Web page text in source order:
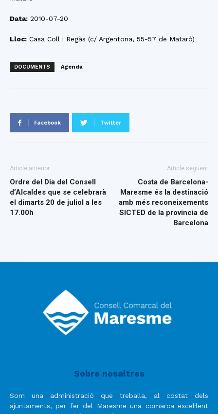
Data: 2010-07-20
Lloc: Casa Coll i Regàs (c/ Argentona, 55-57 de Mataró)
DOCUMENTS Agenda
Facebook Twitter
Article anterior
Ordre del Dia del Consell
d’Alcaldes que se celebrarà
el dimarts 20 de juliol a les
17.00h
Article següent
Costa de Barcelona-
Maresme és la destinació
amb més reconeixements
SICTED de la província de
Barcelona
Sobre nosaltres
Som una administració que treballa, al costat dels
ajuntaments, per fer del Maresme una comarca excel·lent